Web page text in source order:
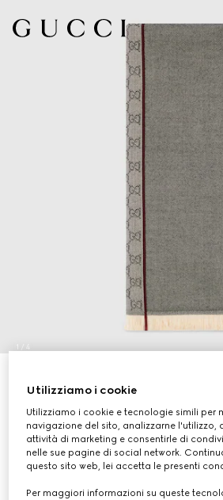
1 / 4
€ 275
Variantegrigio e nero
Utilizziamo i cookie
Utilizziamo i cookie e tecnologie simili per
navigazione del sito, analizzarne l'utilizzo,
attività di marketing e consentirle di
nelle sue pagine di social network.
questo sito web, lei accetta le presenti
Per maggiori informazioni su queste